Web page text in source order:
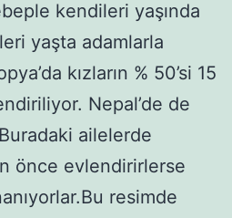
kendileri yaşında
yaşta adamlarla
kızların % 50’si 15
Nepal’de de
ailelerde
önce evlendirirlerse
resimde